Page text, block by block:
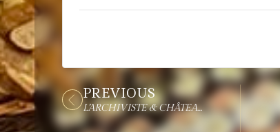
PREVIOUS
L’ARCHIVISTE & CHÂTEAU LAMOTHE-BERGERON + MICHELIN-KOK MICHAEL MUNK